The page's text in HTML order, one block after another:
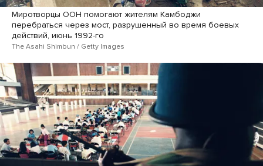
Миротворцы ООН помогают жителям Камбоджи
перебраться через мост, разрушенный во время боевых
действий, июнь 1992-го
The Asahi Shimbun / Getty Images